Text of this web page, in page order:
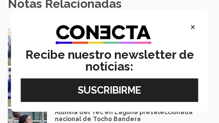
Notas Relacionadas
Borregas de Tocho Bandera a la conquista de
los nacionales de Conadeip
Borregos de PrepaTec Mty logran títulos
nacionales de CONADEIP
Luis Mario García | campus Monterrey
Alumna del Tec en Laguna preseleccionada
nacional de Tocho Bandera
×
Recibe nuestro newsletter de
noticias: